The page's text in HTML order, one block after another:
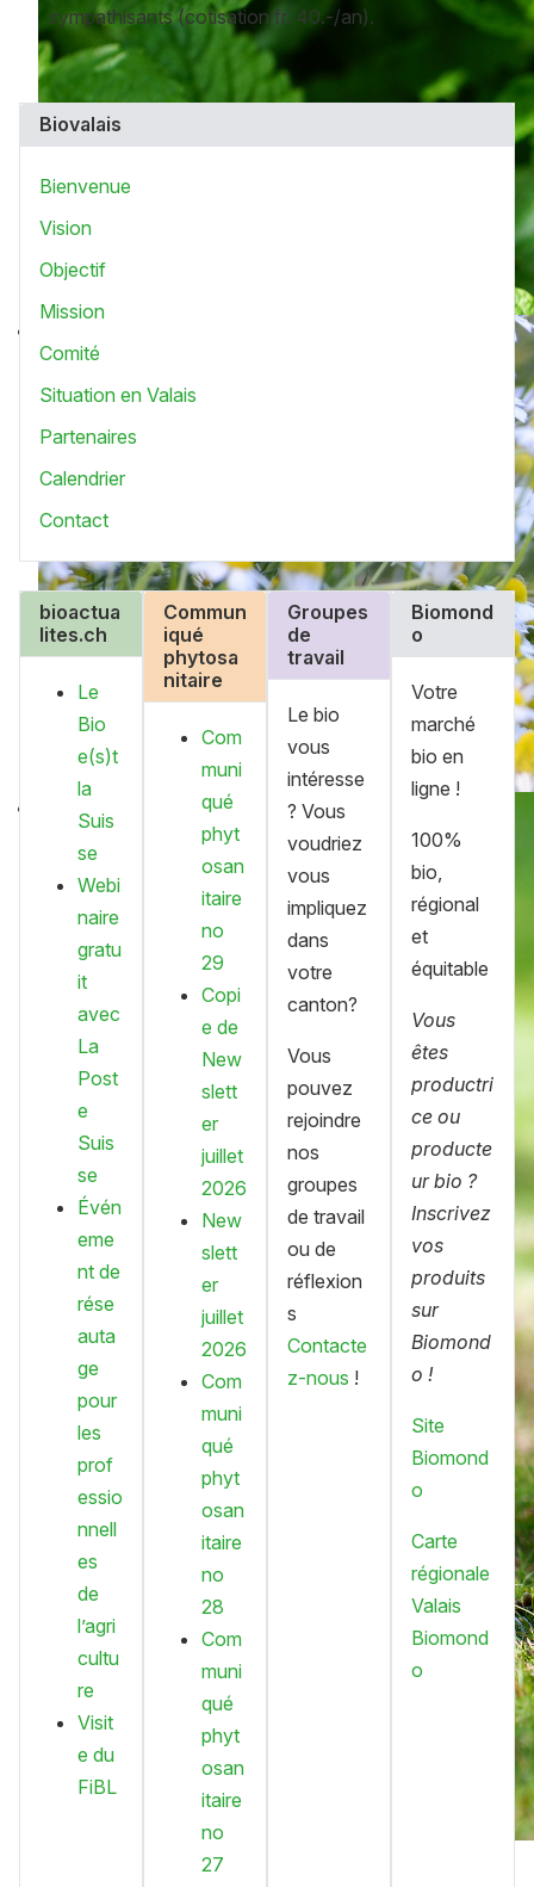
Biovalais
Bienvenue
Vision
Objectif
Mission
Comité
Situation en Valais
Partenaires
Calendrier
Contact
sympathisants (cotisation fr. 40.-/an).
bioactua
lites.ch
Le
Bio
e(s)t
la
Suis
se
Webi
naire
gratu
it
avec
La
Post
e
Suis
se
Évén
eme
nt de
rése
auta
ge
pour
les
prof
essio
nnell
es
de
l’agri
cultu
re
Visit
e du
FiBL
Commun
iqué
phytosa
nitaire
Com
muni
qué
phyt
osan
itaire
no
29
Copi
e de
New
slett
er
juillet
2026
New
slett
er
juillet
2026
Com
muni
qué
phyt
osan
itaire
no
28
Com
muni
qué
phyt
osan
itaire
no
27
Groupes
de
travail
Le bio
vous
intéresse
? Vous
voudriez
vous
impliquez
dans
votre
canton?
Vous
pouvez
rejoindre
nos
groupes
de travail
ou de
réflexion
s
Contacte
z-nous !
Biomond
o
Votre
marché
bio en
ligne !
100%
bio,
régional
et
équitable
Vous
êtes
productri
ce ou
producte
ur bio ?
Inscrivez
vos
produits
sur
Biomond
o !
Site
Biomond
o
Carte
régionale
Valais
Biomond
o